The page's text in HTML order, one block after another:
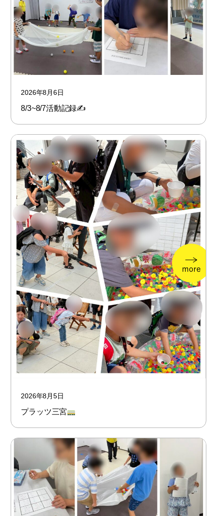
2026年8月6日
8/3~8/7活動記録✍
2026年8月5日
プラッツ三宮